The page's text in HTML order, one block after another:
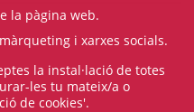
la pàgina web.
i xarxes socials.
la instal·lació de totes
les tu mateix/a o
de cookies'.